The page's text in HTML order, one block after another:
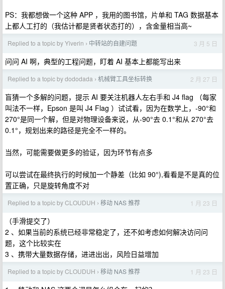
PS：我都想做一个这种 APP ，我用的图书馆，片单和 TAG 数据基本
上都人工打的（我估计都是贤者状态打的），含金量相当高~
Replied to a topic by Yiverin › 中转站的自建问题 3 月 5 日
问问 AI 啊，典型的工程问题，盯着 AI 基本上都能写出来
Replied to a topic by dododada › 机械臂工具坐标转换 2 月 27 日
盲猜一个多解的问题，提示 AI 要关注机器人左右手和 J4 flag （每家
叫法不一样，Epson 是叫 J4 Flag ）试试看，因为在数学上，-90°和
270°是同一个解，但是对物理设备来说，从-90°去 0.1°和从 270°去
0.1°，规划出来的路径是完全不一样的。
当然，可能需要做更多的验证，因为环节有点多
可以尝试在最终执行的时候加一个静差（比如 90°),看看是不是真的位
置正确，只是旋转角度不对
Replied to a topic by CLOUDUH › 移动 NAS 推荐 1 月 23 日
（手滑提交了）
2 、如果当前的系统已经非常稳定了，还不如考虑如何解决访问问
题，这个比较实在
3 、携带大量数据存储，进进出出，风险日益增加
Replied to a topic by CLOUDUH › 移动 NAS 推荐 1 月 23 日